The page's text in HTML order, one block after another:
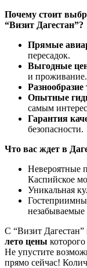
Почему стоит
“Визит Дагестан”?
Прямые
пересадок.
Выгодные
и проживание.
Разнообразие
Опытные
самым
Гарантия
безопасности.
Что вас ждет в
Невероятные
Каспийское
Уникальная
незабываемые
С “Визит
лето цены
Не упустите
прямо сейчас!